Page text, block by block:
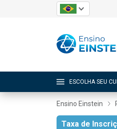
ESCOLHA SEU
Ensino Einstein
Taxa de